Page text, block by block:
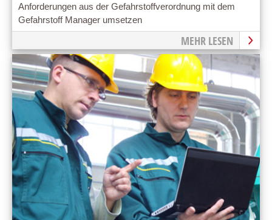
Anforderungen aus der Gefahrstoffverordnung mit dem
Gefahrstoff Manager umsetzen
MEHR LESEN